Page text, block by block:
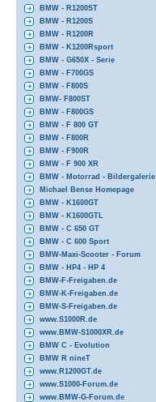
BMW - R1200ST
BMW - R1200S
BMW - R1200R
BMW - K1200Rsport
BMW - G650X - Serie
BMW - F700GS
BMW - F800S
BMW- F800ST
BMW - F800GS
BMW - F 800 GT
BMW - F800R
BMW - F900R
BMW - F 900 XR
BMW - Motorrad - Bildergalerie
Michael Bense Homepage
BMW - K1600GT
BMW - K1600GTL
BMW - C 650 GT
BMW - C 600 Sport
BMW-Maxi-Scooter - Forum
BMW - HP4 - HP 4
BMW-F-Freigaben.de
BMW-K-Freigaben.de
BMW-S-Freigaben.de
www.S1000R.de
www.BMW-S1000XR.de
BMW C - Evolution
BMW R nineT
www.R1200GT.de
www.S1000-Forum.de
www.BMW-G-Forum.de